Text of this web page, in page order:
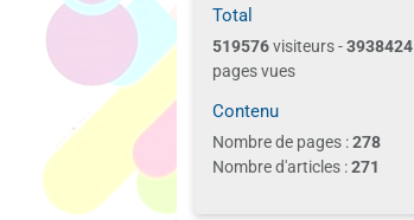
Total
519576visiteurs -3938424
pages vues
Contenu
Nombre de pages :278
Nombre d'articles :271